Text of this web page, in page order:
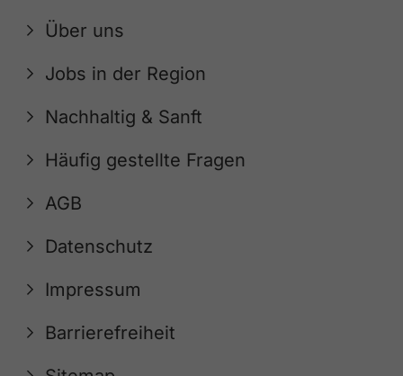
Über uns
Jobs in der Region
Nachhaltig & Sanft
Häufig gestellte Fragen
AGB
Datenschutz
Impressum
Barrierefreiheit